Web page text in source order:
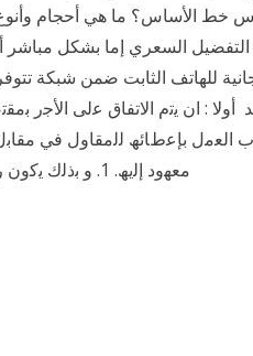
الأساس؟ ما هي أحجام وأنوع
السعري إما بشكل مباشر
مجانية للهاتف الثابت ضمن شبكة
أوﻻ : ان ﯾﺗم اﻻﺗﻔﺎق ﻋﻟﯽ اﻷﺟر
ﺑﺈﻋطﺎﺋﮫ ﻟﻟﻣﻘﺎول ﻓﻲ ﻣﻘﺎﺑل